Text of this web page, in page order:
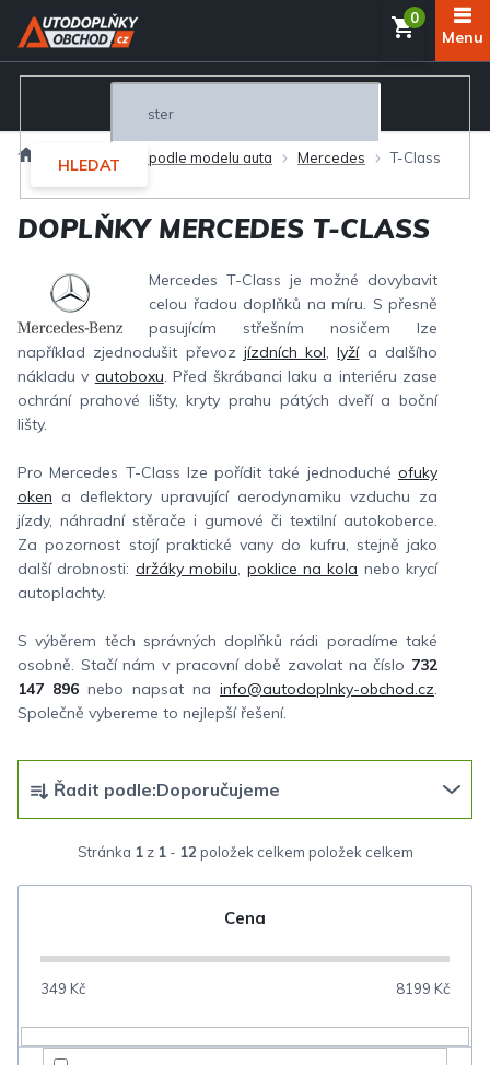
Přejít
obsah
HLEDAT
Autodoplňky podle modelu auta Mercedes T-Class
DOPLŇKY MERCEDES T-CLASS
Mercedes T-Class je možné dovybavit
celou řadou doplňků na míru. S přesně
pasujícím střešním nosičem lze
například zjednodušit převoz jízdních kol,lyžía dalšího
nákladu v autoboxu. Před škrábanci laku a interiéru zase
ochrání prahové lišty, kryty prahu pátých dveří a boční
lišty.
Pro Mercedes T-Class lze pořídit také jednoduché ofuky
oken a deflektory upravující aerodynamiku vzduchu za
jízdy, náhradní stěrače i gumové či textilní autokoberce.
Za pozornost stojí praktické vany do kufru, stejně jako
další drobnosti: držáky mobilu, poklice na kola nebo krycí
autoplachty.
S výběrem těch správných doplňků rádi poradíme také
osobně. Stačí nám v pracovní době zavolat na číslo 732
147 896 nebo napsat na info@autodoplnky-obchod.cz.
Společně vybereme to nejlepší řešení.
Stránka 1z 1- 12 položek celkem
a
e
o
Řadit podle:Doporučujeme
Cena
349 Kč 8199 Kč